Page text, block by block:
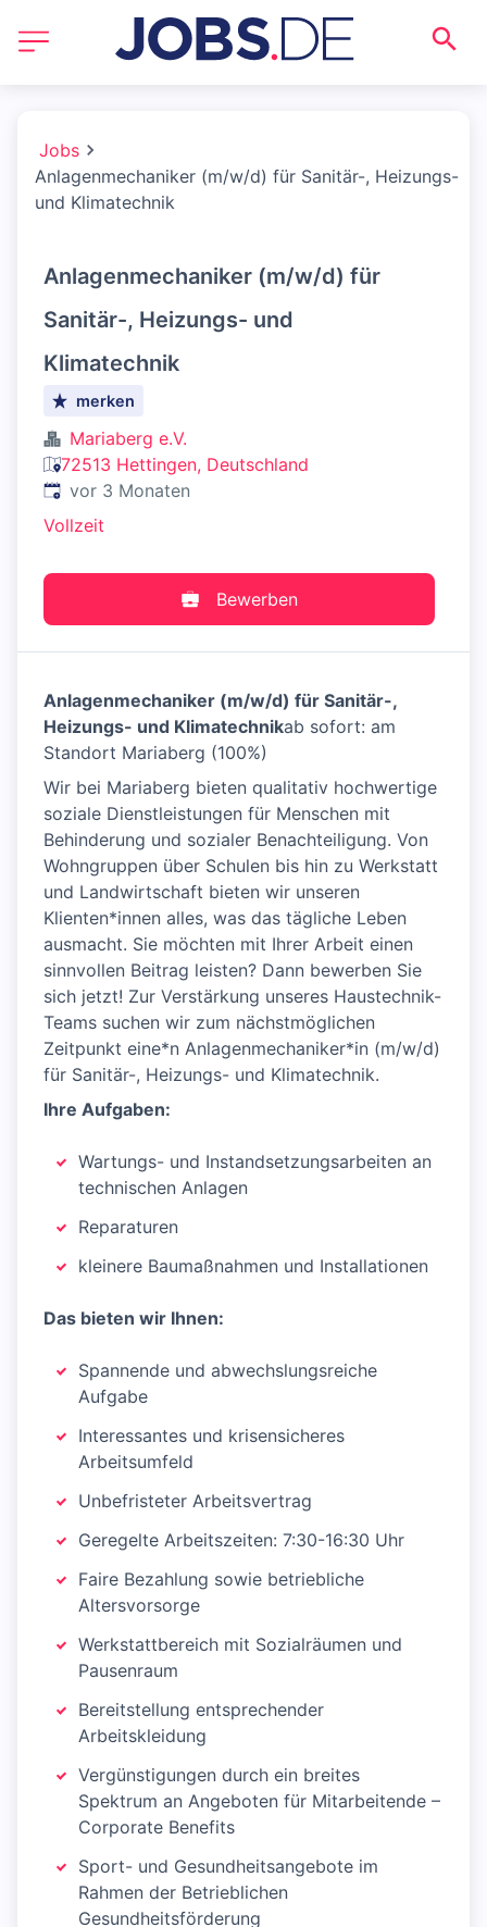
Jobs
Anlagenmechaniker (m/w/d) für Sanitär-, Heizungs-
und Klimatechnik
Anlagenmechaniker (m/w/d) für
Sanitär-, Heizungs- und
Klimatechnik
merken
Mariaberg e.V.
72513 Hettingen, Deutschland
Veröffentlicht:
vor 3 Monaten
Vollzeit
Bewerben
Anlagenmechaniker (m/w/d) für Sanitär-,
Heizungs- und Klimatechnikab sofort: am
Standort Mariaberg (100%)
Wir bei Mariaberg bieten qualitativ hochwertige
soziale Dienstleistungen für Menschen mit
Behinderung und sozialer Benachteiligung. Von
Wohngruppen über Schulen bis hin zu Werkstatt
und Landwirtschaft bieten wir unseren
Klienten*innen alles, was das tägliche Leben
ausmacht. Sie möchten mit Ihrer Arbeit einen
sinnvollen Beitrag leisten? Dann bewerben Sie
sich jetzt! Zur Verstärkung unseres Haustechnik-
Teams suchen wir zum nächstmöglichen
Zeitpunkt eine*n Anlagenmechaniker*in (m/w/d)
für Sanitär-, Heizungs- und Klimatechnik.
Ihre Aufgaben:
Wartungs- und Instandsetzungsarbeiten an
technischen Anlagen
Reparaturen
kleinere Baumaßnahmen und Installationen
Das bieten wir Ihnen:
Spannende und abwechslungsreiche
Aufgabe
Interessantes und krisensicheres
Arbeitsumfeld
Unbefristeter Arbeitsvertrag
Geregelte Arbeitszeiten: 7:30-16:30 Uhr
Faire Bezahlung sowie betriebliche
Altersvorsorge
Werkstattbereich mit Sozialräumen und
Pausenraum
Bereitstellung entsprechender
Arbeitskleidung
Vergünstigungen durch ein breites
Spektrum an Angeboten für Mitarbeitende –
Corporate Benefits
Sport- und Gesundheitsangebote im
Rahmen der Betrieblichen
Gesundheitsförderung